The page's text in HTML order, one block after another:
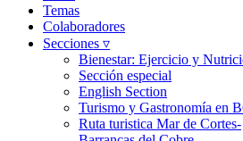
Temas
Colaboradores
Secciones ▿
Bienestar: Ejercicio y
Sección especial
English Section
Turismo y Gastronomía en
Ruta turistica Mar de Cortes-